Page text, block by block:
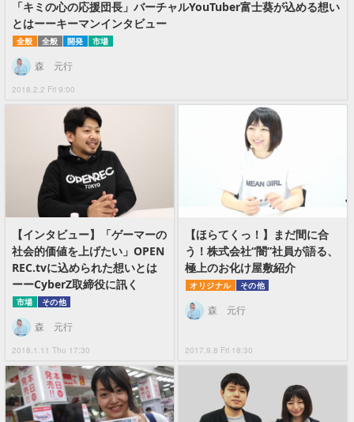
「キミの心の応援団長」バーチャルYouTuber富士葵が込める想い
とはーーキーマンインタビュー
全般 全般 開発 市場
2018.2.2 Fri 9:00
森 元行
【インタビュー】「ゲーマーの
社会的価値を上げたい」OPEN
REC.tvに込められた想いとは
ーーCyberZ取締役に訊く
市場 その他
2018.1.11 Thu 17:30
森 元行
【ほらてくっ！】まだ間に合
う！株式会社“闇”社員が語る、
極上のお化け屋敷紹介
オリジナル その他
2017.9.8 Fri 18:30
森 元行